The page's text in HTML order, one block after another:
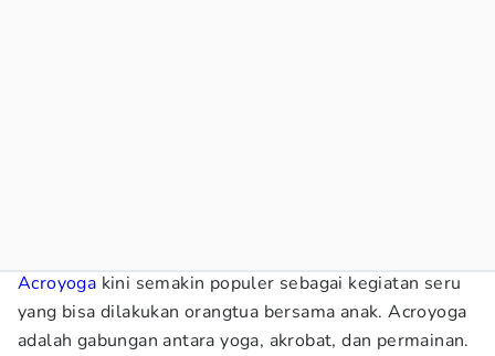
Acroyoga kini semakin populer sebagai kegiatan seru
yang bisa dilakukan orangtua bersama anak. Acroyoga
adalah gabungan antara yoga, akrobat, dan permainan.